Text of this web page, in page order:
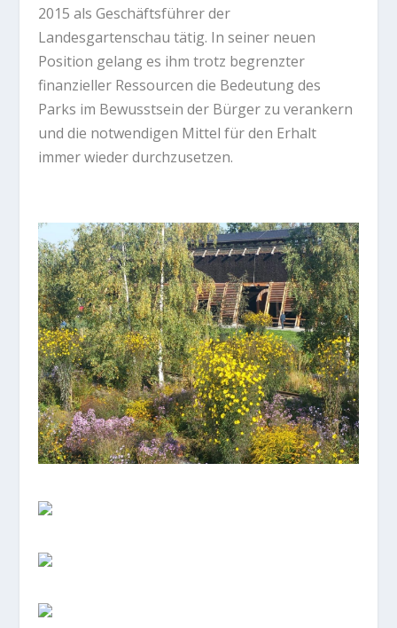
2015 als Geschäftsführer der
Landesgartenschau tätig. In seiner neuen
Position gelang es ihm trotz begrenzter
finanzieller Ressourcen die Bedeutung des
Parks im Bewusstsein der Bürger zu verankern
und die notwendigen Mittel für den Erhalt
immer wieder durchzusetzen.